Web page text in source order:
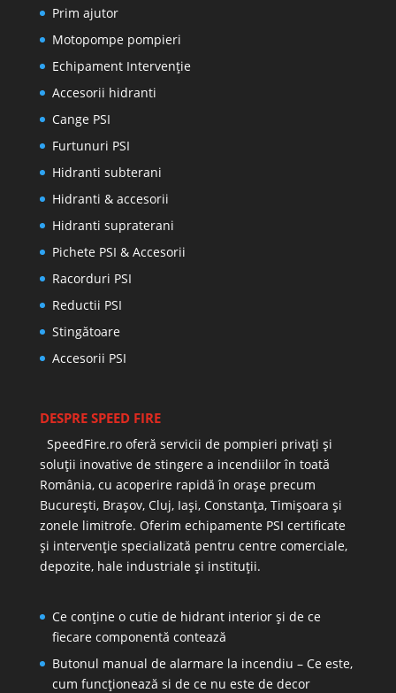
Prim ajutor
Motopompe pompieri
Echipament Intervenție
Accesorii hidranti
Cange PSI
Furtunuri PSI
Hidranti subterani
Hidranti & accesorii
Hidranti supraterani
Pichete PSI & Accesorii
Racorduri PSI
Reductii PSI
Stingătoare
Accesorii PSI
DESPRE SPEED FIRE
SpeedFire.ro oferă servicii de pompieri privați și
soluții inovative de stingere a incendiilor în toată
România, cu acoperire rapidă în orașe precum
București, Brașov, Cluj, Iași, Constanța, Timișoara și
zonele limitrofe. Oferim echipamente PSI certificate
și intervenție specializată pentru centre comerciale,
depozite, hale industriale și instituții.
Ce conține o cutie de hidrant interior și de ce
fiecare componentă contează
Butonul manual de alarmare la incendiu – Ce este,
cum funcționează si de ce nu este de decor